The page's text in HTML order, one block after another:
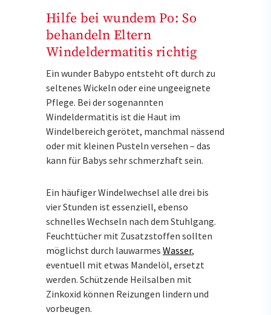
Hilfe bei wundem Po: So
behandeln Eltern
Windeldermatitis richtig
Ein wunder Babypo entsteht oft durch zu
seltenes Wickeln oder eine ungeeignete
Pflege. Bei der sogenannten
Windeldermatitis ist die Haut im
Windelbereich gerötet, manchmal nässend
oder mit kleinen Pusteln versehen – das
kann für Babys sehr schmerzhaft sein.
Ein häufiger Windelwechsel alle drei bis
vier Stunden ist essenziell, ebenso
schnelles Wechseln nach dem Stuhlgang.
Feuchttücher mit Zusatzstoffen sollten
möglichst durch lauwarmes Wasser,
eventuell mit etwas Mandelöl, ersetzt
werden. Schützende Heilsalben mit
Zinkoxid können Reizungen lindern und
vorbeugen.